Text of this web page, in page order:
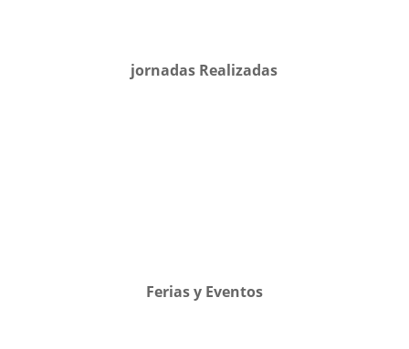
jornadas Realizadas
Ferias y Eventos